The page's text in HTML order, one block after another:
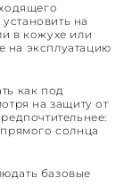
на
в кожухе или
на эксплуатацию
как под
на защиту от
солнца
базовые